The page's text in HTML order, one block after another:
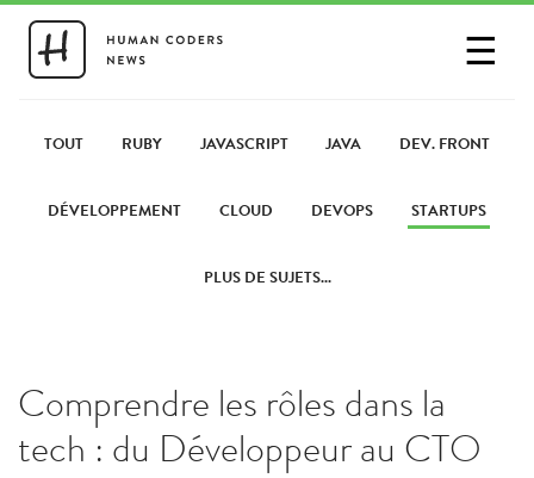
☰
PARTAGER UN LIEN
TOUT RUBY JAVASCRIPT JAVA DEV. FRONT
DÉVELOPPEMENT CLOUD DEVOPS STARTUPS
PLUS DE SUJETS...
Comprendre les rôles dans la
tech : du Développeur au CTO